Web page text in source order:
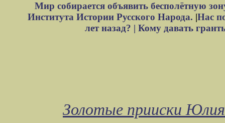
Мир собирается объявить бесполётную
Института Истории Русского Народа. |Нас
лет назад? | Кому давать
Золотые прииски